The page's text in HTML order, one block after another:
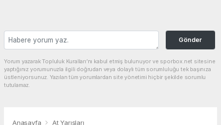
Gönder
Yorum yazarak Topluluk Kuralları’nı kabul etmiş bulunuyor ve sporbox.net sitesine
yaptığınız yorumunuzla ilgili doğrudan veya dolaylı tüm sorumluluğu tek başınıza
üstleniyorsunuz. Yazılan tüm yorumlardan site yönetimi hiçbir şekilde sorumlu
tutulamaz.
Anasayfa At Yarışları